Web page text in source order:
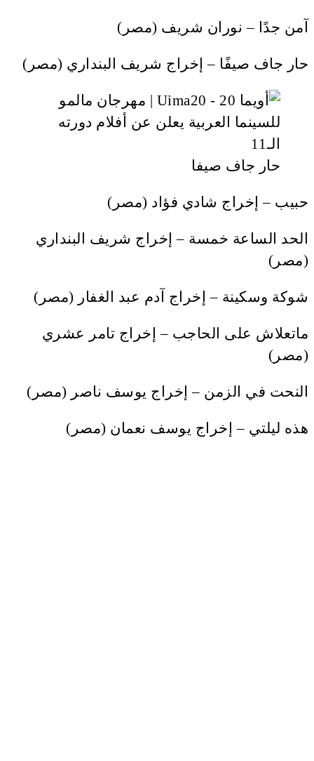
آمن جدًا – نوران شريف (مصر)
حار جاف صيفًا – إخراج شريف البنداري (مصر)
حار جاف صيفا
حبيب – إخراج شادي فؤاد (مصر)
الحد الساعة خمسة – إخراج شريف البنداري
(مصر)
شوكة وسكينة – إخراج آدم عبد الغفار (مصر)
ماتعلاش على الحاجب – إخراج تامر عشري
(مصر)
النحت في الزمن – إخراج يوسف ناصر (مصر)
هذه ليلتي – إخراج يوسف نعمان (مصر)